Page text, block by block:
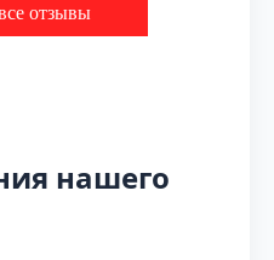
отзывы
нашего